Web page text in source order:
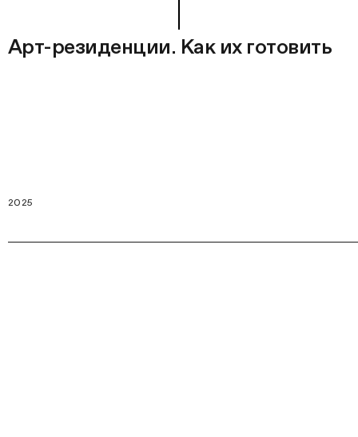
Арт-резиденции. Как их готовить
2025